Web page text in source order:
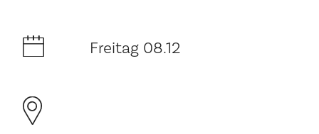
Historie og arkitektur
Freitag 08.12